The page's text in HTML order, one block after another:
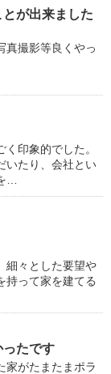
が出来ました
真撮影等良くやっ
印象的でした。
いたり、会社とい
…
細々とした要望や
持って家を建てる
ったです
家がたまたまポラ